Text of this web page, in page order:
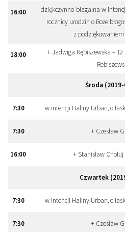
16:00
dziękczynno-błagalna w
rocznicy urodzin o Boże
z
18:00
+ Jadwiga Rębiszewska –
Środa
7:30 w intencji Haliny Urban, o
7:30 + Czesław
16:00 + Stanisław
Czwartek
7:30 w intencji Haliny Urban, o
7:30 + Czesław